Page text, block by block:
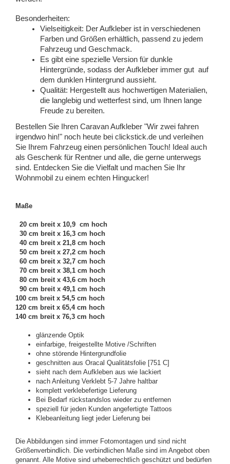
Besonderheiten:
Vielseitigkeit: Der Aufkleber ist in verschiedenen
Farben und Größen erhältlich, passend zu jedem
Fahrzeug und Geschmack.
Es gibt eine spezielle Version für dunkle
Hintergründe, sodass der Aufkleber immer gut auf
dem dunklen Hintergrund aussieht.
Qualität: Hergestellt aus hochwertigen Materialien,
die langlebig und wetterfest sind, um Ihnen lange
Freude zu bereiten.
Bestellen Sie Ihren Caravan Aufkleber "Wir zwei fahren
irgendwo hin!" noch heute bei clickstick.de und verleihen
Sie Ihrem Fahrzeug einen persönlichen Touch! Ideal auch
als Geschenk für Rentner und alle, die gerne unterwegs
sind. Entdecken Sie die Vielfalt und machen Sie Ihr
Wohnmobil zu einem echten Hingucker!
Maße
20 cm breit x 10,9 cm hoch
30 cm breit x 16,3 cm hoch
40 cm breit x 21,8 cm hoch
50 cm breit x 27,2 cm hoch
60 cm breit x 32,7 cm hoch
70 cm breit x 38,1 cm hoch
80 cm breit x 43,6 cm hoch
90 cm breit x 49,1 cm hoch
100 cm breit x 54,5 cm hoch
120 cm breit x 65,4 cm hoch
140 cm breit x 76,3 cm hoch
glänzende Optik
einfarbige, freigestellte Motive /Schriften
ohne störende Hintergrundfolie
geschnitten aus Oracal Qualitätsfolie [751 C]
sieht nach dem Aufkleben aus wie lackiert
nach Anleitung Verklebt 5-7 Jahre haltbar
komplett verklebefertige Lieferung
Bei Bedarf rückstandslos wieder zu entfernen
speziell für jeden Kunden angefertigte Tattoos
Klebeanleitung liegt jeder Lieferung bei
Die Abbildungen sind immer Fotomontagen und sind nicht
Größenverbindlich. Die verbindlichen Maße sind im Angebot oben
genannt. Alle Motive sind urheberrechtlich geschützt und bedürfen